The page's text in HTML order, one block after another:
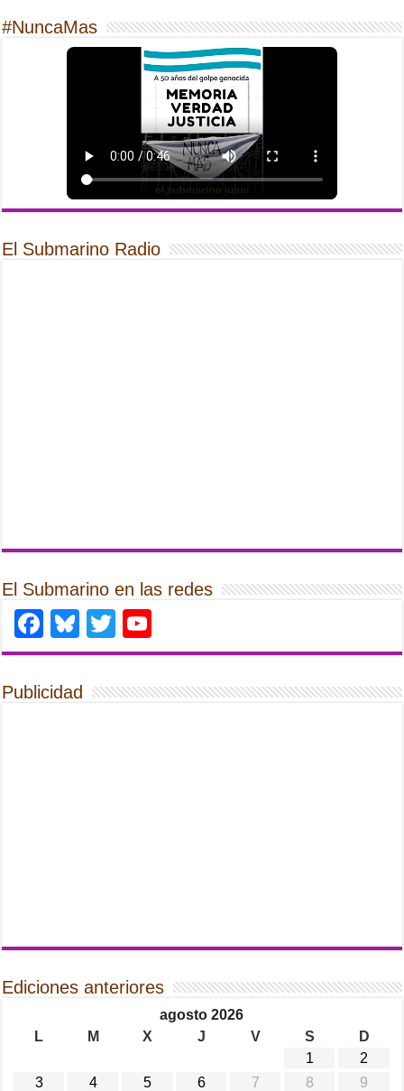
#NuncaMas
El Submarino Radio
El Submarino en las redes
Facebook
Bluesky
Twitter
Publicidad
Ediciones anteriores
agosto 2026
L
M X J V S
D
1
2
3
4 5 6 7 8
9